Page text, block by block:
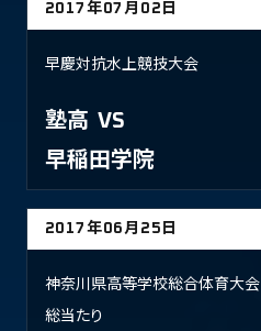
2017年07月02日
早慶対抗水上競技大会
塾高 VS
早稲田学院
2017年06月25日
神奈川県高等学校総合体育大会
総当たり